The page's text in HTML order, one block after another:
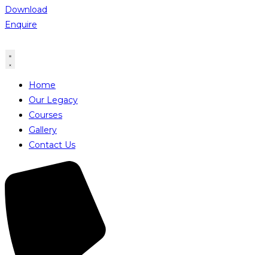
Download
Enquire
Home
Our Legacy
Courses
Gallery
Contact Us